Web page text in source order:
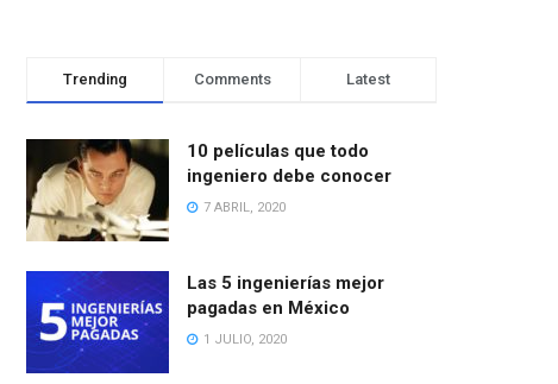
Trending Comments Latest
10 películas que todo
ingeniero debe conocer
7 ABRIL, 2020
Las 5 ingenierías mejor
pagadas en México
1 JULIO, 2020